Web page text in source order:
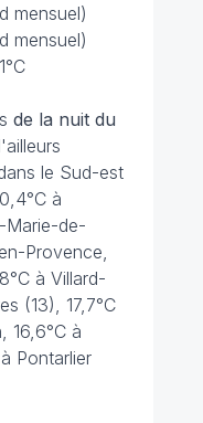
mensuel)
mensuel)
de la nuit du
le Sud-est
à
Marie-de-
Provence,
à Villard-
(13), 17,7°C
16,6°C à
Pontarlier